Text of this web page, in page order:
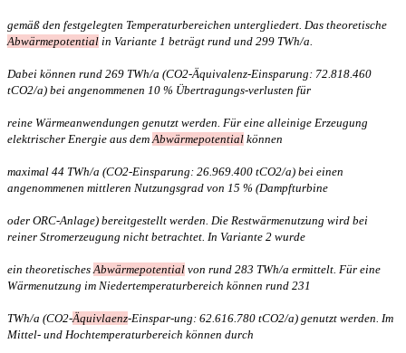
gemäß den festgelegten Temperaturbereichen untergliedert. Das theoretische
Abwärmepotential in Variante 1 beträgt rund und 299 TWh/a.
Dabei können rund 269 TWh/a (CO2-Äquivalenz-Einsparung: 72.818.460
tCO2/a) bei angenommenen 10 % Übertragungs-verlusten für
reine Wärmeanwendungen genutzt werden. Für eine alleinige Erzeugung
elektrischer Energie aus dem Abwärmepotential können
maximal 44 TWh/a (CO2-Einsparung: 26.969.400 tCO2/a) bei einen
angenommenen mittleren Nutzungsgrad von 15 % (Dampfturbine
oder ORC-Anlage) bereitgestellt werden. Die Restwärmenutzung wird bei
reiner Stromerzeugung nicht betrachtet. In Variante 2 wurde
ein theoretisches Abwärmepotential von rund 283 TWh/a ermittelt. Für eine
Wärmenutzung im Niedertemperaturbereich können rund 231
TWh/a (CO2-Äquivlaenz-Einspar-ung: 62.616.780 tCO2/a) genutzt werden. Im
Mittel- und Hochtemperaturbereich können durch